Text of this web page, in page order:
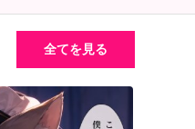
全てを見る